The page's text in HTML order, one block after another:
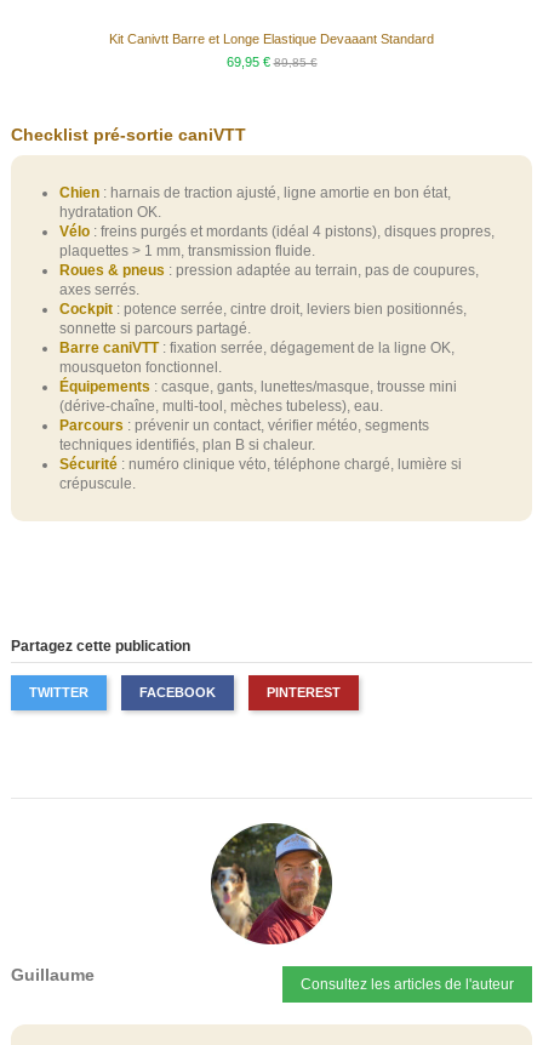
Kit Canivtt Barre et Longe Elastique Devaaant Standard
69,95 €89,85 €
Checklist pré‑sortie caniVTT
Chien : harnais de traction ajusté, ligne amortie en bon état,
hydratation OK.
Vélo : freins purgés et mordants (idéal 4 pistons), disques propres,
plaquettes > 1 mm, transmission fluide.
Roues & pneus : pression adaptée au terrain, pas de coupures,
axes serrés.
Cockpit : potence serrée, cintre droit, leviers bien positionnés,
sonnette si parcours partagé.
Barre caniVTT: fixation serrée, dégagement de la ligne OK,
mousqueton fonctionnel.
Équipements : casque, gants, lunettes/masque, trousse mini
(dérive‑chaîne, multi‑tool, mèches tubeless), eau.
Parcours : prévenir un contact, vérifier météo, segments
techniques identifiés, plan B si chaleur.
Sécurité : numéro clinique véto, téléphone chargé, lumière si
crépuscule.
Partagez cette publication
TWITTER FACEBOOK PINTEREST
Consultez les articles de l'auteur
Guillaume